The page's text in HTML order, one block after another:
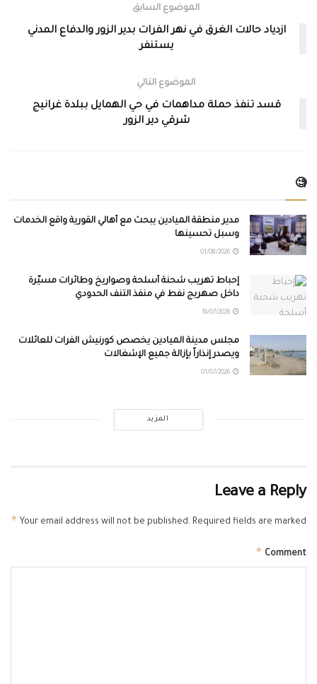
الموضوع السابق
ازدياد حالات الغرق في نهر الفرات بدير الزور والدفاع المدني
يستنفر
الموضوع التالي
قسد تنفذ حملة مداهمات في حي الهمايل ببلدة غرانيج
شرقي دير الزور
🧐
مدير منطقة الميادين يبحث مع أهالي القورية واقع الخدمات
وسبل تحسينها
إحباط تهريب شحنة أسلحة وصواريخ وطائرات مسيّرة
داخل صهريج نفط في منفذ التنف الحدودي
مجلس مدينة الميادين يخصص كورنيش الفرات للعائلات
ويصدر إنذاراً بإزالة جميع الإشغالات
المزيد
Leave a Reply
Your email address will not be published. Required fields are marked
*
Comment
*